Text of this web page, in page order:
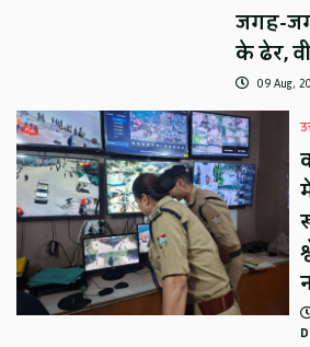
जगह-
के ढेर,
09 Aug,